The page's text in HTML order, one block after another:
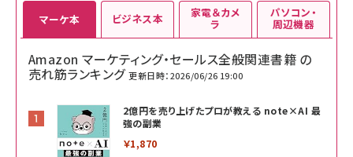
マーケ本
Amazon マーケティング・セールス全般関連書籍 の
売れ筋ランキング 更新日時：2026/06/26 19:00
2億円を売り上げたプロが教える note×AI 最
強の副業
￥1,870
ビジネス本 家電＆カメ
ラ
パソコン・
周辺機器